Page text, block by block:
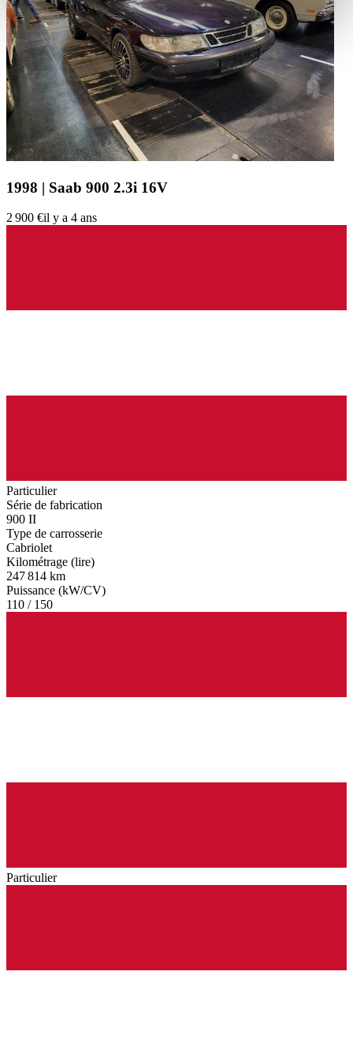
Partner führen diese Informationen möglicherweise mit
weiteren Daten zusammen, die Sie ihnen bereitgestellt
haben oder die sie im Rahmen Ihrer Nutzung der Dienste
gesammelt haben.Datenschutzerklärung
1998 | Saab 900 2.3i 16V
2 900 €il y a 4 ans
Particulier
Série de fabrication
900 II
Type de carrosserie
Cabriolet
Kilométrage (lire)
247 814 km
Puissance (kW/CV)
110 / 150
Particulier